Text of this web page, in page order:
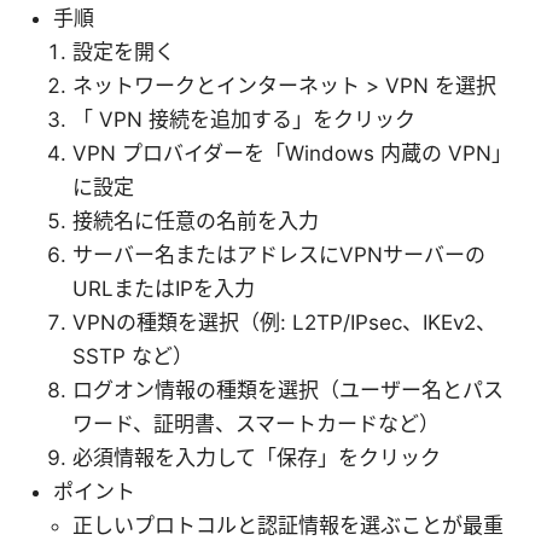
手順
設定を開く
ネットワークとインターネット > VPN を選択
「 VPN 接続を追加する」をクリック
VPN プロバイダーを「Windows 内蔵の VPN」
に設定
接続名に任意の名前を入力
サーバー名またはアドレスにVPNサーバーの
URLまたはIPを入力
VPNの種類を選択（例: L2TP/IPsec、IKEv2、
SSTP など）
ログオン情報の種類を選択（ユーザー名とパス
ワード、証明書、スマートカードなど）
必須情報を入力して「保存」をクリック
ポイント
正しいプロトコルと認証情報を選ぶことが最重